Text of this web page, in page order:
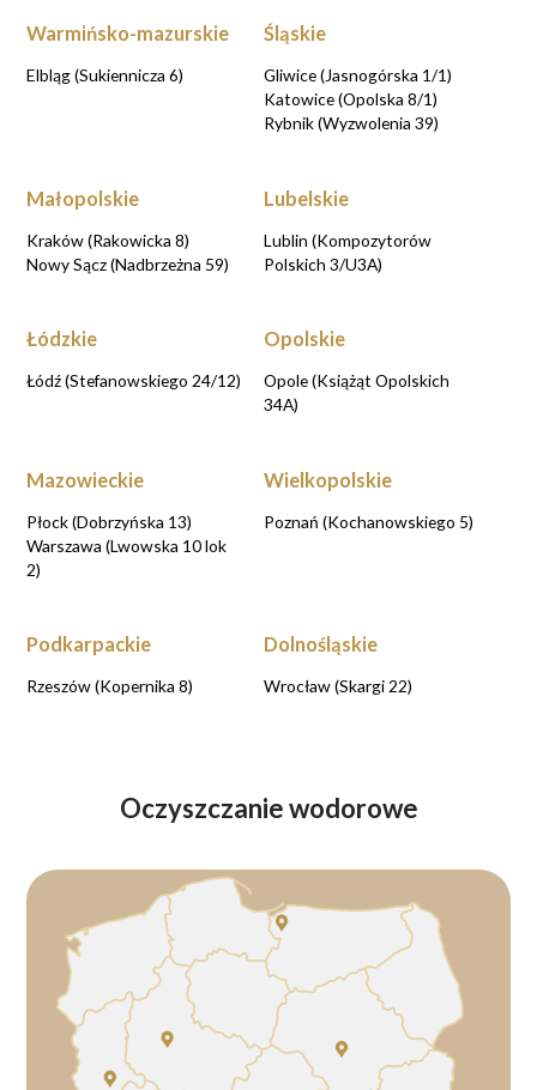
Warmińsko-mazurskie
Elbląg (Sukiennicza 6)
Śląskie
Gliwice (Jasnogórska 1/1)
Katowice (Opolska 8/1)
Rybnik (Wyzwolenia 39)
Małopolskie
Kraków (Rakowicka 8)
Nowy Sącz (Nadbrzeżna 59)
Lubelskie
Lublin (Kompozytorów
Polskich 3/U3A)
Łódzkie
Łódź (Stefanowskiego 24/12)
Opolskie
Opole (Książąt Opolskich
34A)
Mazowieckie
Płock (Dobrzyńska 13)
Warszawa (Lwowska 10 lok
2)
Wielkopolskie
Poznań (Kochanowskiego 5)
Podkarpackie
Rzeszów (Kopernika 8)
Dolnośląskie
Wrocław (Skargi 22)
Oczyszczanie wodorowe